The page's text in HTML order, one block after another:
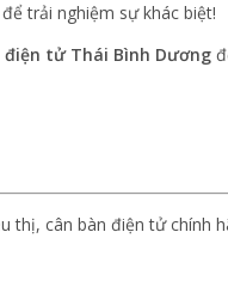
trải nghiệm sự khác biệt!
điện tử Thái Bình Dương
thị, cân bàn điện tử chính